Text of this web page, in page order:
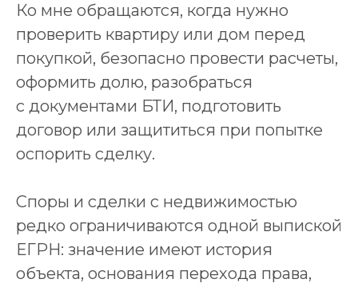
Ко мне обращаются, когда нужно
проверить квартиру или дом перед
покупкой, безопасно провести расчеты,
оформить долю, разобраться
с документами БТИ, подготовить
договор или защититься при попытке
оспорить сделку.
Споры и сделки с недвижимостью
редко ограничиваются одной выпиской
ЕГРН: значение имеют история
объекта, основания перехода права,